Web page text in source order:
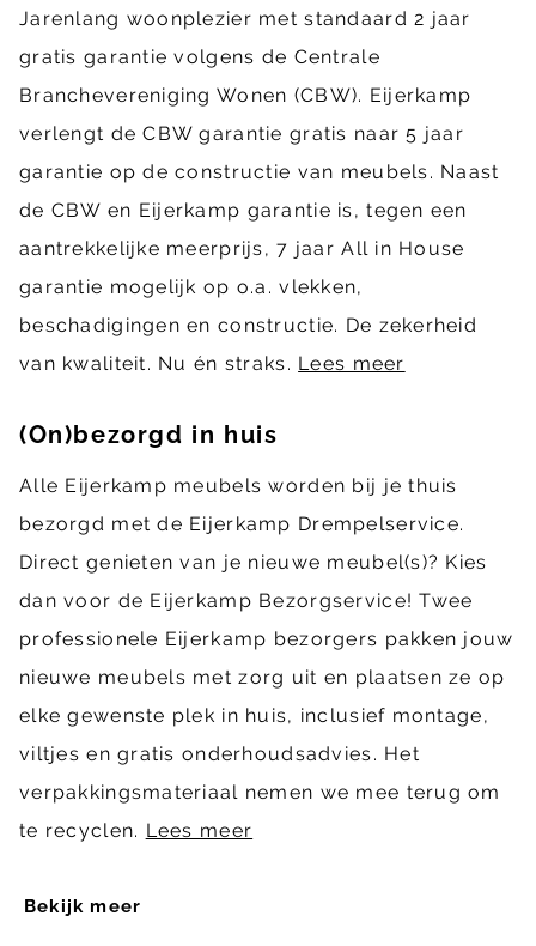
Bekijk meer
Jarenlang woonplezier met standaard 2 jaar
gratis garantie volgens de Centrale
Branchevereniging Wonen (CBW). Eijerkamp
verlengt de CBW garantie gratis naar 5 jaar
garantie op de constructie van meubels. Naast
de CBW en Eijerkamp garantie is, tegen een
aantrekkelijke meerprijs, 7 jaar All in House
garantie mogelijk op o.a. vlekken,
beschadigingen en constructie. De zekerheid
van kwaliteit. Nu én straks. Lees meer
(On)bezorgd in huis
Alle Eijerkamp meubels worden bij je thuis
bezorgd met de Eijerkamp Drempelservice.
Direct genieten van je nieuwe meubel(s)? Kies
dan voor de Eijerkamp Bezorgservice! Twee
professionele Eijerkamp bezorgers pakken jouw
nieuwe meubels met zorg uit en plaatsen ze op
elke gewenste plek in huis, inclusief montage,
viltjes en gratis onderhoudsadvies. Het
verpakkingsmateriaal nemen we mee terug om
te recyclen. Lees meer